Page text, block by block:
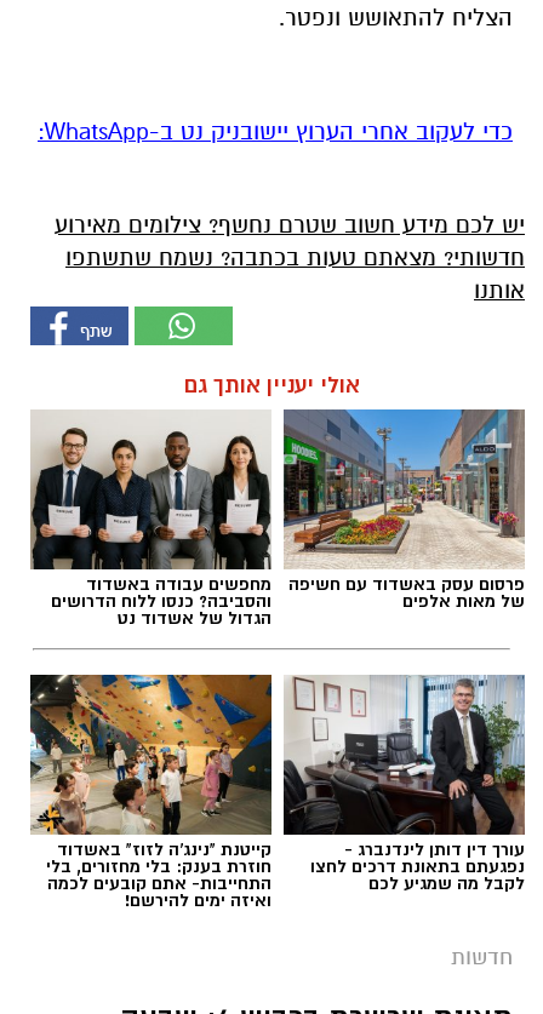
הצליח להתאושש ונפטר.
‏כדי לעקוב אחרי הערוץ יישובניק נט ב-WhatsApp:‏‏‏
יש לכם מידע חשוב שטרם נחשף? צילומים מאירוע
חדשותי? מצאתם טעות בכתבה? נשמח שתשתפו
אותנו
אולי יעניין אותך גם
פרסום עסק באשדוד עם חשיפה
של מאות אלפים
מחפשים עבודה באשדוד
והסביבה? כנסו ללוח הדרושים
הגדול של אשדוד נט
עורך דין דותן לינדנברג -
נפגעתם בתאונת דרכים לחצו
לקבל מה שמגיע לכם
קייטנת "נינג'ה לזוז" באשדוד
חוזרת בענק: בלי מחזורים, בלי
התחייבות- אתם קובעים לכמה
ואיזה ימים להירשם!
חדשות